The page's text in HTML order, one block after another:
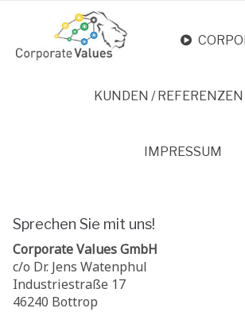
KUNDEN / REFERENZEN
IMPRESSUM
Sprechen Sie mit uns!
Corporate Values GmbH
c/o Dr. Jens Watenphul
Industriestraße 17
46240 Bottrop